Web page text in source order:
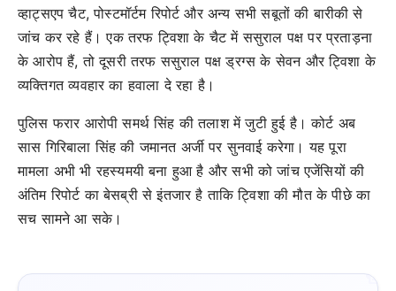
व्हाट्सएप चैट, पोस्टमॉर्टम रिपोर्ट और अन्य सभी सबूतों की बारीकी से
जांच कर रहे हैं। एक तरफ ट्विशा के चैट में ससुराल पक्ष पर प्रताड़ना
के आरोप हैं, तो दूसरी तरफ ससुराल पक्ष ड्रग्स के सेवन और ट्विशा के
व्यक्तिगत व्यवहार का हवाला दे रहा है।
पुलिस फरार आरोपी समर्थ सिंह की तलाश में जुटी हुई है। कोर्ट अब
सास गिरिबाला सिंह की जमानत अर्जी पर सुनवाई करेगा। यह पूरा
मामला अभी भी रहस्यमयी बना हुआ है और सभी को जांच एजेंसियों की
अंतिम रिपोर्ट का बेसब्री से इंतजार है ताकि ट्विशा की मौत के पीछे का
सच सामने आ सके।
smart_toy